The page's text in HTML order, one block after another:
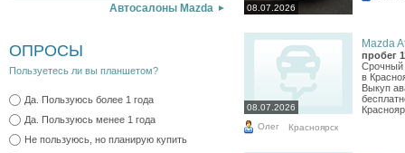
Автосалоны Mazda
ОПРОСЫ
Пользуетесь ли вы планшетом?
Да. Пользуюсь более 1 года
Да. Пользуюсь менее 1 года
Не пользуюсь, но планирую купить
08.07.2026
08.07.2026
Mazda
пробег
Срочный
в
Выкуп
Олег Красноярск